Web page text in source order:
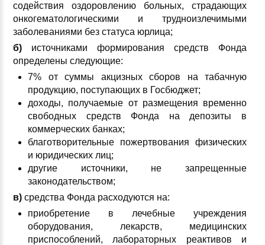
содействия оздоровлению больных, страдающих
онкогематологическими и трудноизлечимыми
заболеваниями без статуса юрлица;
б) источниками формирования средств Фонда
определены следующие:
7% от суммы акцизных сборов на табачную
продукцию, поступающих в Госбюджет;
доходы, получаемые от размещения временно
свободных средств Фонда на депозиты в
коммерческих банках;
благотворительные пожертвования физических
и юридических лиц;
другие источники, не запрещенные
законодательством;
в) средства Фонда расходуются на:
приобретение в лечебные учреждения
оборудования, лекарств, медицинских
приспособлений, лабораторных реактивов и